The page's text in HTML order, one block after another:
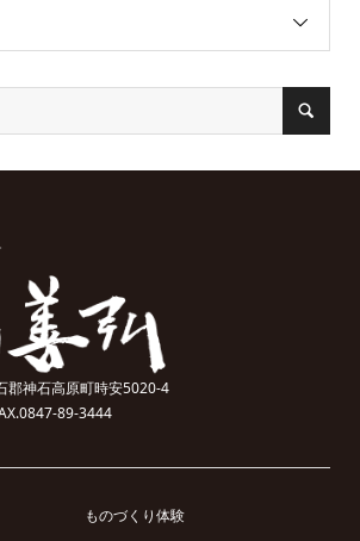
郡神石高原町時安5020-4
89-3444
ものづくり体験